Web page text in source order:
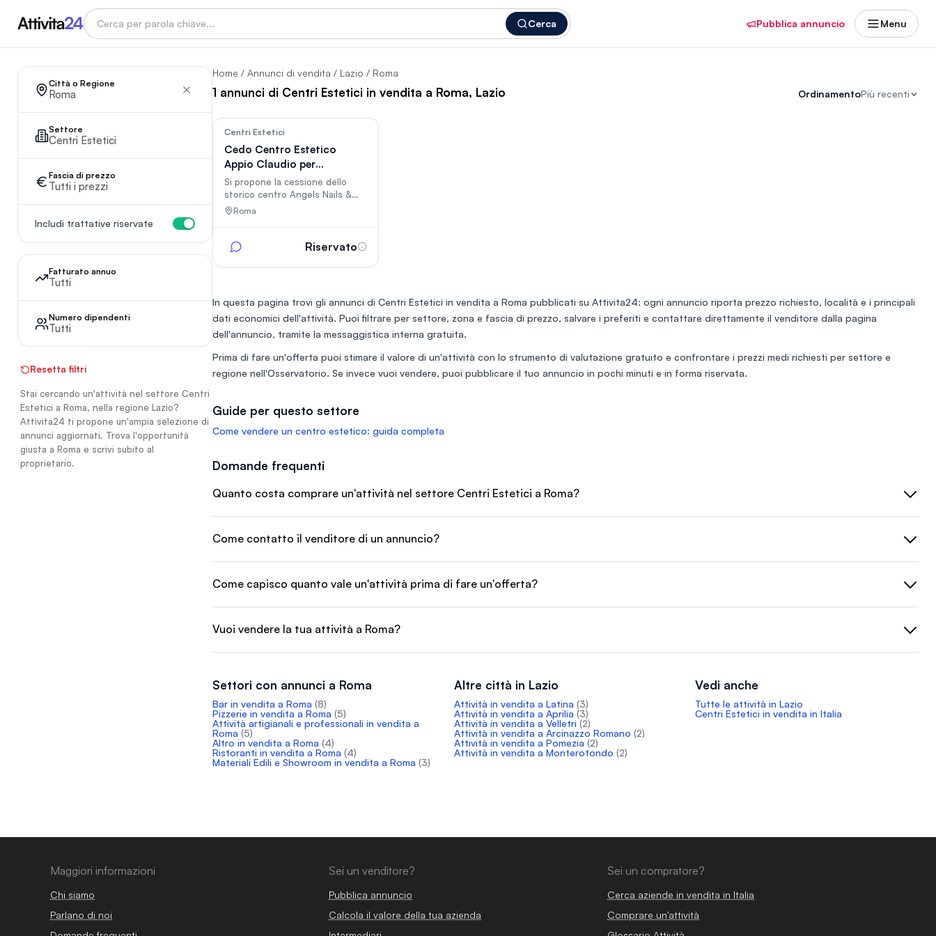
Cerca Pubblica annuncio Menu
Città o Regione
Roma
Settore
Centri Estetici
Fascia di prezzo
Tutti i prezzi
Includi trattative riservate
Fatturato annuo
Tutti
Numero dipendenti
Tutti
Resetta filtri
Stai cercando un'attività nel settore Centri
Estetici a Roma, nella regione Lazio?
Attivita24 ti propone un'ampia selezione di
annunci aggiornati. Trova l'opportunità
giusta a Roma e scrivi subito al
proprietario.
Home / Annunci di vendita / Lazio / Roma
1 annunci di Centri Estetici in vendita a Roma, Lazio OrdinamentoPiù recenti
Centri Estetici
Cedo Centro Estetico
Appio Claudio per
trasferimento.Avviatissimo
Si propone la cessione dello
storico centro Angels Nails &
Beauty, situato nel cuore del
conosciuta, specializzata in
Pedicure SPA ed Estetica
Strategica: Locale moderno in
zona ad alto passaggio e
clientela selezionata. • Pronto
norma e attrezzature
d’avanguardia incluse. • Business
Avviato: Ampio database clienti
Roma
Riservato
In questa pagina trovi gli annunci di Centri Estetici in vendita a Roma pubblicati su Attivita24: ogni annuncio riporta prezzo richiesto, località e i principali
dati economici dell'attività. Puoi filtrare per settore, zona e fascia di prezzo, salvare i preferiti e contattare direttamente il venditore dalla pagina
dell'annuncio, tramite la messaggistica interna gratuita.
Prima di fare un'offerta puoi stimare il valore di un'attività con lo strumento di valutazione gratuito e confrontare i prezzi medi richiesti per settore e
regione nell'Osservatorio. Se invece vuoi vendere, puoi pubblicare il tuo annuncio in pochi minuti e in forma riservata.
Guide per questo settore
Come vendere un centro estetico: guida completa
Domande frequenti
Quanto costa comprare un'attività nel settore Centri Estetici a Roma?
Come contatto il venditore di un annuncio?
Come capisco quanto vale un'attività prima di fare un'offerta?
Vuoi vendere la tua attività a Roma?
Settori con annunci a Roma
Bar in vendita a Roma (8)
Pizzerie in vendita a Roma (5)
Attività artigianali e professionali in vendita a
Roma (5)
Altro in vendita a Roma (4)
Ristoranti in vendita a Roma (4)
Materiali Edili e Showroom in vendita a Roma (3)
Altre città in Lazio
Attività in vendita a Latina (3)
Attività in vendita a Aprilia (3)
Attività in vendita a Velletri (2)
Attività in vendita a Arcinazzo Romano (2)
Attività in vendita a Pomezia (2)
Attività in vendita a Monterotondo (2)
Vedi anche
Tutte le attività in Lazio
Centri Estetici in vendita in Italia
Maggiori informazioni
Chi siamo
Parlano di noi
Sei un venditore?
Pubblica annuncio
Calcola il valore della tua azienda
Sei un compratore?
Cerca aziende in vendita in Italia
Comprare un'attività